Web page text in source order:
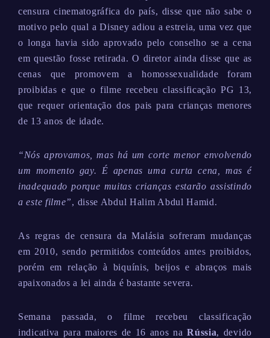
censura cinematográfica do país, disse que não sabe o
motivo pelo qual a Disney adiou a estreia, uma vez que
o longa havia sido aprovado pelo conselho se a cena
em questão fosse retirada. O diretor ainda disse que as
cenas que promovem a homossexualidade foram
proibidas e que o filme recebeu classificação PG 13,
que requer orientação dos pais para crianças menores
de 13 anos de idade.
“Nós aprovamos, mas há um corte menor envolvendo
um momento gay. É apenas uma curta cena, mas é
inadequado porque muitas crianças estarão assistindo
a este filme”, disse Abdul Halim Abdul Hamid.
As regras de censura da Malásia sofreram mudanças
em 2010, sendo permitidos conteúdos antes proibidos,
porém em relação à biquínis, beijos e abraços mais
apaixonados a lei ainda é bastante severa.
Semana passada, o filme recebeu classificação
indicativa para maiores de 16 anos naRússia, devido